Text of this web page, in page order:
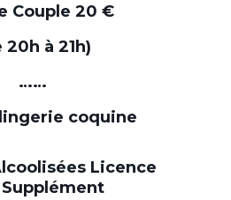
Couple 20 €
20h à 21h)
……
coquine
Licence